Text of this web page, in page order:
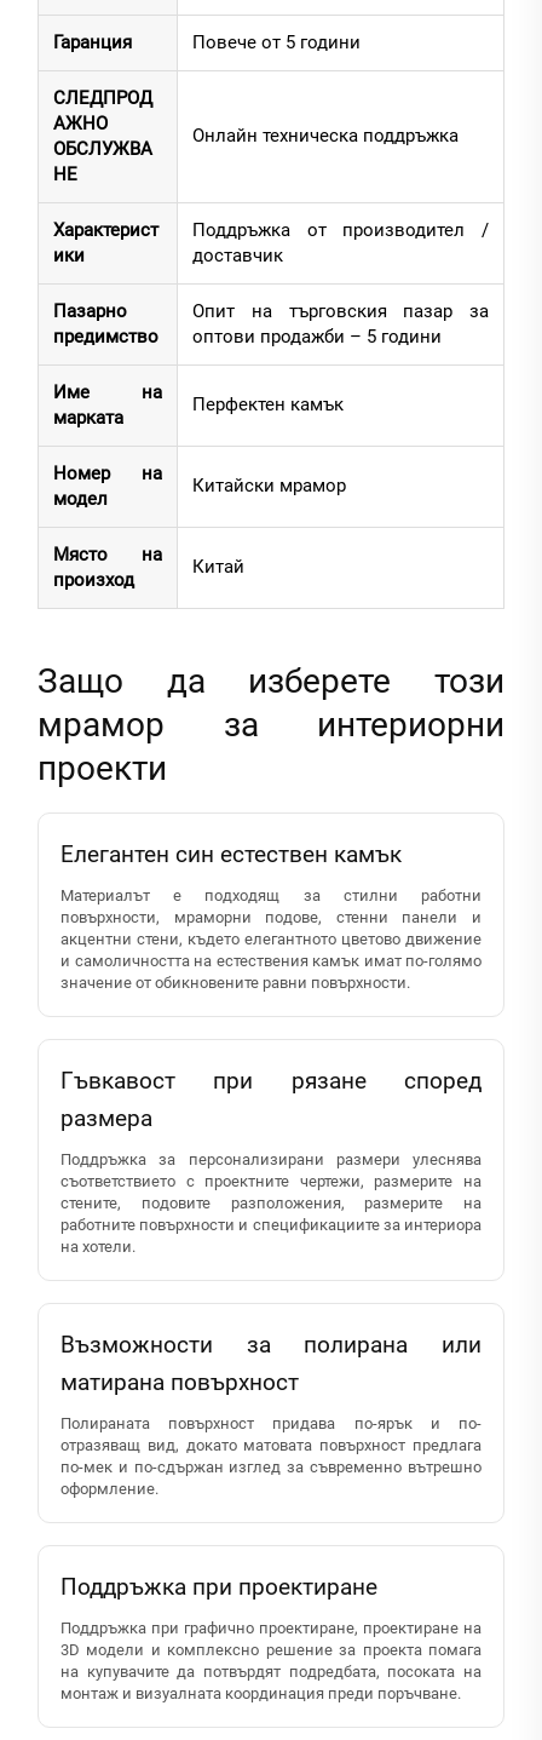
Гаранция Повече от 5 години
СЛЕДПРОД
АЖНО
ОБСЛУЖВА
НЕ
Онлайн техническа поддръжка
Характерист
ики
Поддръжка от производител /
доставчик
Пазарно
предимство
Опит на търговския пазар за
оптови продажби – 5 години
Име на
марката
Перфектен камък
Номер на
модел
Китайски мрамор
Място на
произход
Китай
Защо да изберете този
мрамор за интериорни
проекти
Елегантен син естествен камък
Материалът е подходящ за стилни работни
повърхности, мраморни подове, стенни панели и
акцентни стени, където елегантното цветово движение
и самоличността на естествения камък имат по-голямо
значение от обикновените равни повърхности.
Гъвкавост при рязане според
размера
Поддръжка за персонализирани размери улеснява
съответствието с проектните чертежи, размерите на
стените, подовите разположения, размерите на
работните повърхности и спецификациите за интериора
на хотели.
Възможности за полирана или
матирана повърхност
Полираната повърхност придава по-ярък и по-
отразяващ вид, докато матовата повърхност предлага
по-мек и по-сдържан изглед за съвременно вътрешно
оформление.
Поддръжка при проектиране
Поддръжка при графично проектиране, проектиране на
3D модели и комплексно решение за проекта помага
на купувачите да потвърдят подредбата, посоката на
монтаж и визуалната координация преди поръчване.